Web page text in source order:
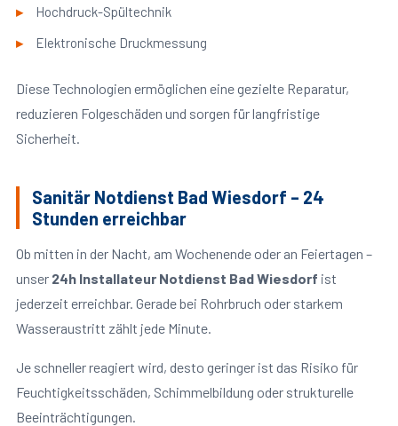
Hochdruck-Spültechnik
Elektronische Druckmessung
Diese Technologien ermöglichen eine gezielte Reparatur,
reduzieren Folgeschäden und sorgen für langfristige
Sicherheit.
Sanitär Notdienst Bad Wiesdorf – 24
Stunden erreichbar
Ob mitten in der Nacht, am Wochenende oder an Feiertagen –
unser 24h Installateur Notdienst Bad Wiesdorf ist
jederzeit erreichbar. Gerade bei Rohrbruch oder starkem
Wasseraustritt zählt jede Minute.
Je schneller reagiert wird, desto geringer ist das Risiko für
Feuchtigkeitsschäden, Schimmelbildung oder strukturelle
Beeinträchtigungen.